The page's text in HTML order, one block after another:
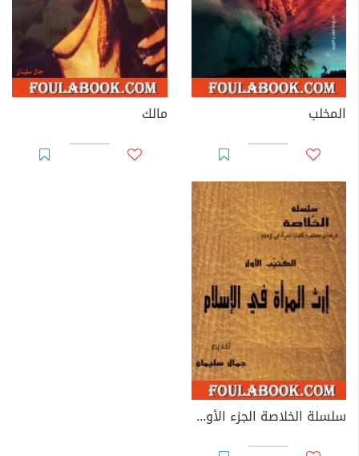
المخلب مالك
سلسلة الخلاصة الجزء الأول - إرث المرأة في الإسلام